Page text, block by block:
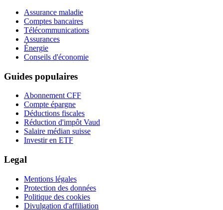
Assurance maladie
Comptes bancaires
Télécommunications
Assurances
Énergie
Conseils d'économie
Guides populaires
Abonnement CFF
Compte épargne
Déductions fiscales
Réduction d'impôt Vaud
Salaire médian suisse
Investir en ETF
Legal
Mentions légales
Protection des données
Politique des cookies
Divulgation d'affiliation